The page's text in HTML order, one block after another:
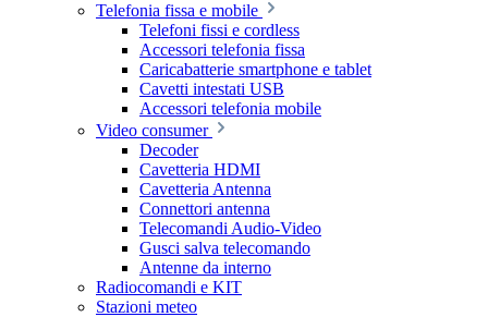
Telefonia fissa e mobile
Telefoni fissi e cordless
Accessori telefonia fissa
Caricabatterie smartphone e tablet
Cavetti intestati USB
Accessori telefonia mobile
Video consumer
Decoder
Cavetteria HDMI
Cavetteria Antenna
Connettori antenna
Telecomandi Audio-Video
Gusci salva telecomando
Antenne da interno
Radiocomandi e KIT
Stazioni meteo